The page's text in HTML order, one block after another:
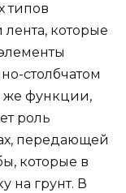
типов
которые
столбчатом
же функции,
роль
передающей
которые в
на грунт. В